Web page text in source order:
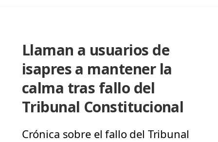
Llaman a usuarios de
isapres a mantener la
calma tras fallo del
Tribunal Constitucional
Crónica sobre el fallo del Tribunal